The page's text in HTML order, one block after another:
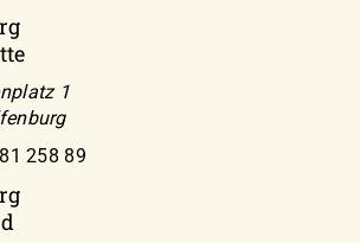
1
258 89